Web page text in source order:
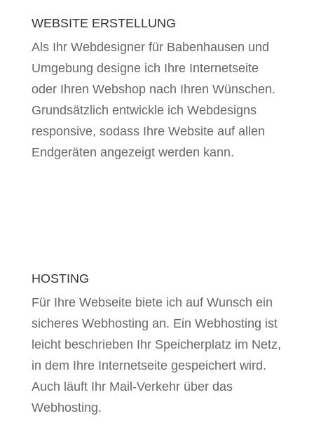
WEBSITE ERSTELLUNG
Als Ihr Webdesigner für Babenhausen und
Umgebung designe ich Ihre Internetseite
oder Ihren Webshop nach Ihren Wünschen.
Grundsätzlich entwickle ich Webdesigns
responsive, sodass Ihre Website auf allen
Endgeräten angezeigt werden kann.
HOSTING
Für Ihre Webseite biete ich auf Wunsch ein
sicheres Webhosting an. Ein Webhosting ist
leicht beschrieben Ihr Speicherplatz im Netz,
in dem Ihre Internetseite gespeichert wird.
Auch läuft Ihr Mail-Verkehr über das
Webhosting.